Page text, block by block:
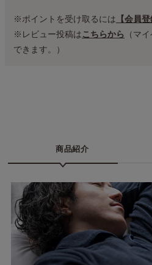
※ポイントを受け取るには 【会員
※レビュー投稿はこちらから （マ
できます。）
商品紹介